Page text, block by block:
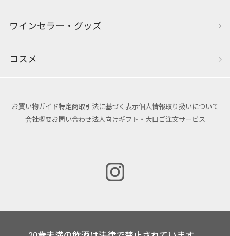
ワインセラー・グッズ
コスメ
お買い物ガイド特定商取引法に基づく表示個人情報取り扱いについて
会社概要お問い合わせ法人向けギフト・大口ご注文サービス